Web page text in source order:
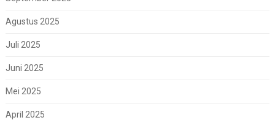
Agustus 2025
Juli 2025
Juni 2025
Mei 2025
April 2025